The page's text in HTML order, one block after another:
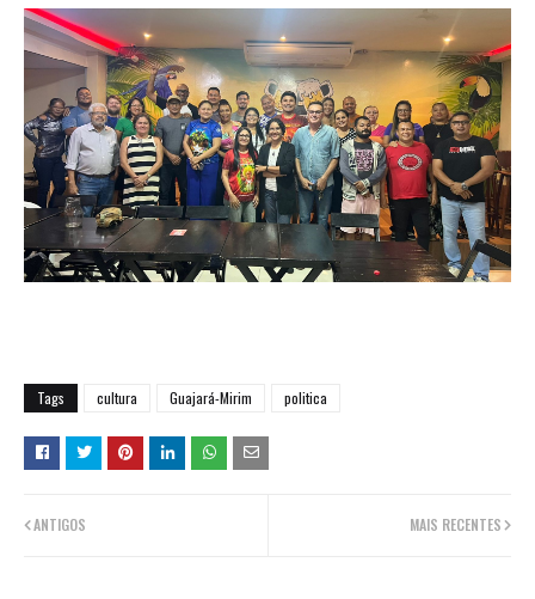
Tags cultura Guajará-Mirim politica
MAIS RECENTES
ANTIGOS